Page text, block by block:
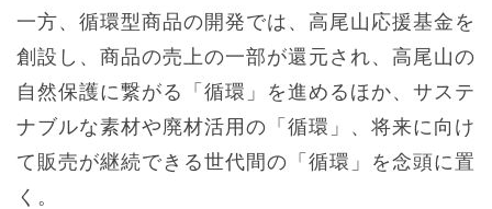
一方、循環型商品の開発では、高尾山応援基金を
創設し、商品の売上の一部が還元され、高尾山の
自然保護に繋がる「循環」を進めるほか、サステ
ナブルな素材や廃材活用の「循環」、将来に向け
て販売が継続できる世代間の「循環」を念頭に置
く。